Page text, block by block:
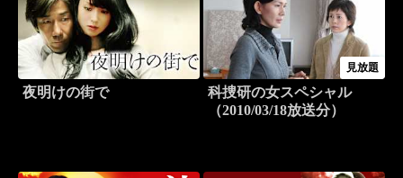
夜明けの街で
見放題
科捜研の女スペシャル
（2010/03/18放送分）